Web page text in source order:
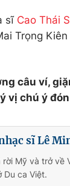
sĩ Cao Thái
Trọng
câu ví,
vị chú ý
sĩ Lê
Mỹ và trở về
Du ca Việt.